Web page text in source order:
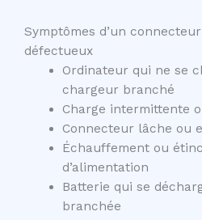
Symptômes d’un
défectueux
Ordinateur qui ne se
chargeur branché
Charge intermittente
Connecteur lâche ou
Échauffement ou
d’alimentation
Batterie qui se
branchée